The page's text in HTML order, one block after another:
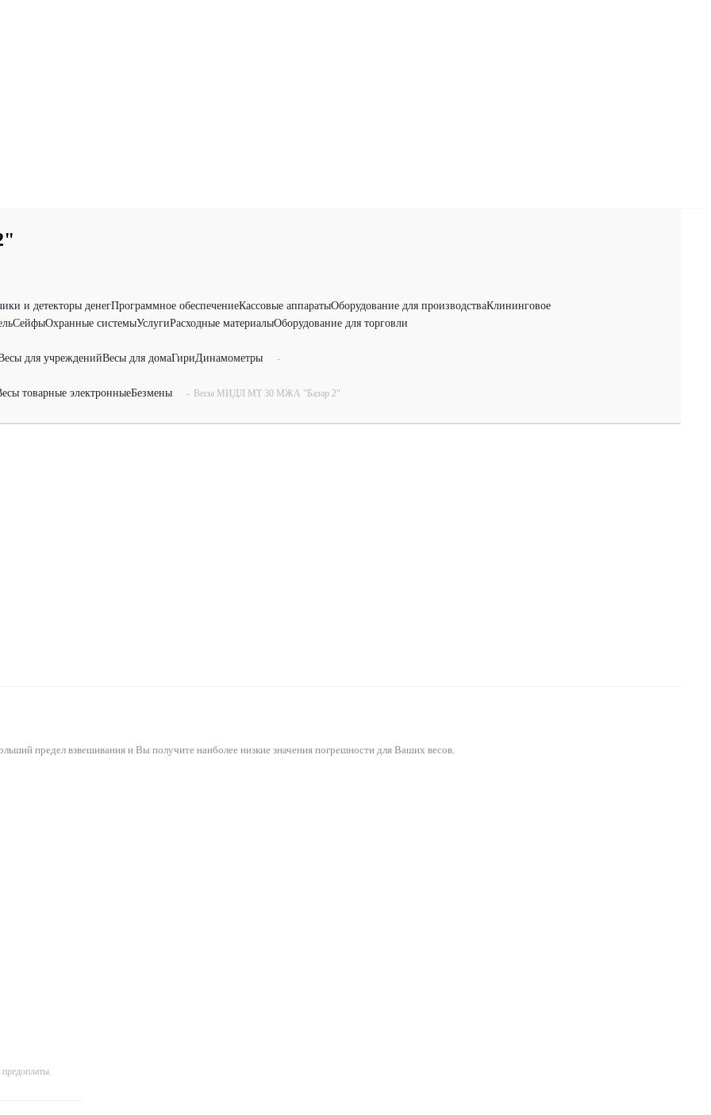
и детекторы денегПрограммное обеспечениеКассовые аппаратыОборудование для производстваКлининговое
СейфыОхранные системыУслугиРасходные материалыОборудование для торговли
для учрежденийВесы для домаГириДинамометры
-
товарные электронныеБезмены - Весы МИДЛ МТ 30 МЖА "Базар 2"
предел взвешивания и Вы получите наиболее низкие значения погрешности для Ваших весов.